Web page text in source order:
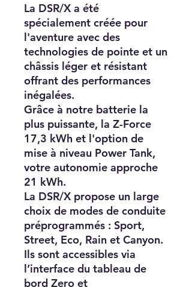
La DSR/X a été
spécialement créée pour
l'aventure avec des
technologies de pointe et un
châssis léger et résistant
offrant des performances
inégalées.
Grâce à notre batterie la
plus puissante, la Z-Force
17,3 kWh et l'option de
mise à niveau Power Tank,
votre autonomie approche
21 kWh.
La DSR/X propose un large
choix de modes de conduite
préprogrammés : Sport,
Street, Eco, Rain et Canyon.
Ils sont accessibles via
l’interface du tableau de
bord Zero et